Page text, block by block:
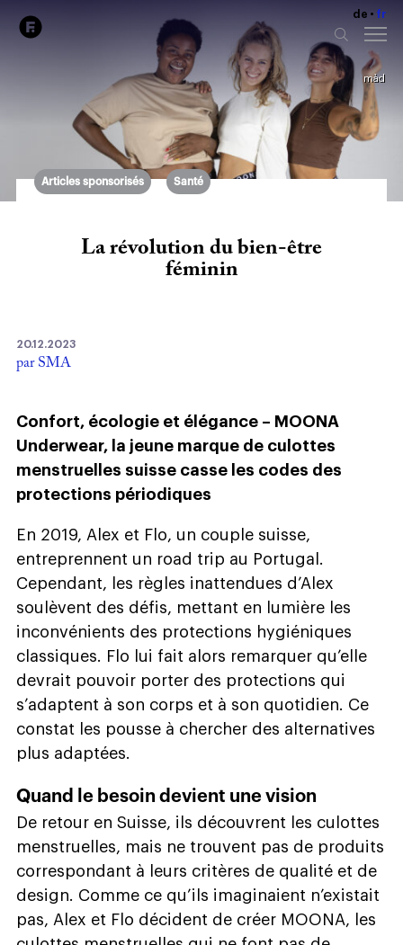
de fr
màd
Articles sponsorisés Santé
La révolution du bien-être
féminin
20.12.2023
par SMA
Confort, écologie et élégance – MOONA
Underwear, la jeune marque de culottes
menstruelles suisse casse les codes des
protections périodiques
En 2019, Alex et Flo, un couple suisse,
entreprennent un road trip au Portugal.
Cependant, les règles inattendues d’Alex
soulèvent des défis, mettant en lumière les
inconvénients des protections hygiéniques
classiques. Flo lui fait alors remarquer qu’elle
devrait pouvoir porter des protections qui
s’adaptent à son corps et à son quotidien. Ce
constat les pousse à chercher des alternatives
plus adaptées.
Quand le besoin devient une vision
De retour en Suisse, ils découvrent les culottes
menstruelles, mais ne trouvent pas de produits
correspondant à leurs critères de qualité et de
design. Comme ce qu’ils imaginaient n’existait
pas, Alex et Flo décident de créer MOONA, les